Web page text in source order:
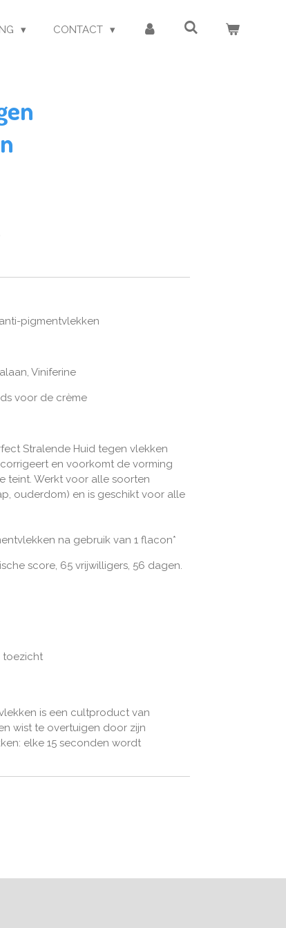
CONTACT
pigmentvlekken
Viniferine
voor de crème
Stralende Huid tegen vlekken
en voorkomt de vorming
teint. Werkt voor alle soorten
ouderdom) en is geschikt voor alle
na gebruik van 1 flacon*
score, 65 vrijwilligers, 56 dagen.
toezicht
is een cultproduct van
wist te overtuigen door zijn
elke 15 seconden wordt